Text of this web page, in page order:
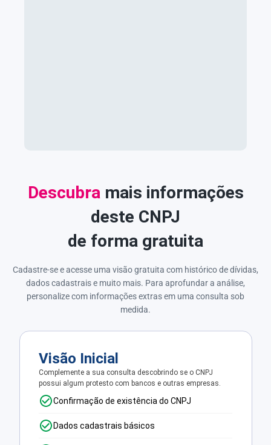
Descubra mais informações
deste CNPJ
de forma gratuita
Cadastre-se e acesse uma visão gratuita com histórico de dívidas,
dados cadastrais e muito mais. Para aprofundar a análise,
personalize com informações extras em uma consulta sob
medida.
Visão Inicial
Complemente a sua consulta descobrindo se o CNPJ
possui algum protesto com bancos e outras empresas.
Confirmação de existência do CNPJ
Dados cadastrais básicos